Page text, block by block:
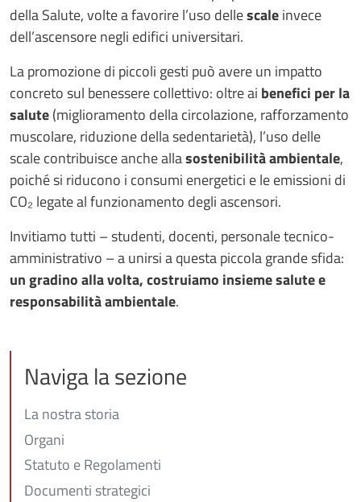
della Salute, volte a favorire l’uso dellescaleinvece
dell’ascensore negli edifici universitari.
La promozione di piccoli gesti può avere un impatto
concreto sul benessere collettivo: oltre ai benefici per la
salute(miglioramento della circolazione, rafforzamento
muscolare, riduzione della sedentarietà), l’uso delle
scale contribuisce anche allasostenibilità ambientale,
poichési riducono i consumi energetici e le emissioni di
CO₂ legate al funzionamento degli ascensori.
Invitiamo tutti – studenti, docenti, personale tecnico-
amministrativo – a unirsi a questa piccola grande sfida:
un gradino alla volta, costruiamo insieme salute e
responsabilità ambientale.
Naviga la sezione
La nostra storia
Organi
Statuto e Regolamenti
Documenti strategici